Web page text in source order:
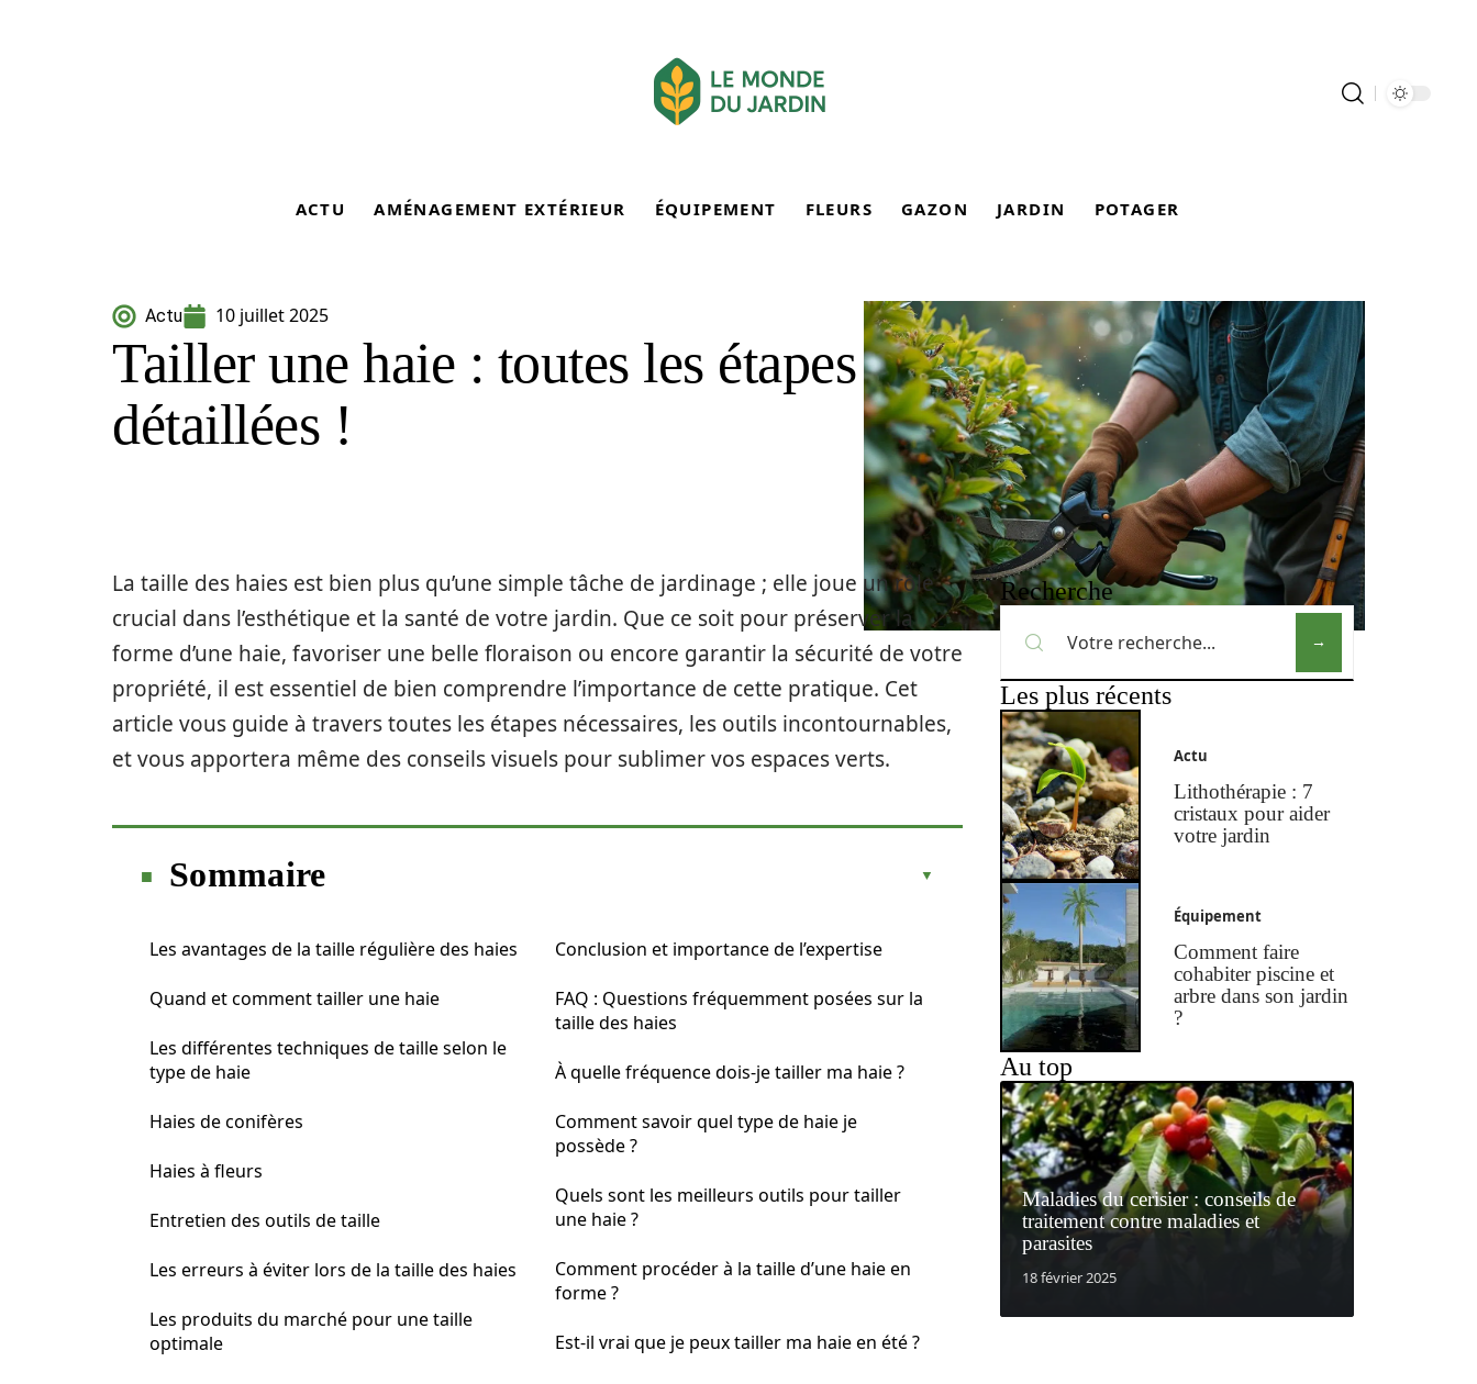
ACTU AMÉNAGEMENT EXTÉRIEUR ÉQUIPEMENT FLEURS GAZON JARDIN POTAGER
Actu 10 juillet 2025
Tailler une haie : toutes les étapes
détaillées !
La taille des haies est bien plus qu’une simple tâche de jardinage ; elle joue un rôle
crucial dans l’esthétique et la santé de votre jardin. Que ce soit pour préserver la
forme d’une haie, favoriser une belle floraison ou encore garantir la sécurité de votre
propriété, il est essentiel de bien comprendre l’importance de cette pratique. Cet
article vous guide à travers toutes les étapes nécessaires, les outils incontournables,
et vous apportera même des conseils visuels pour sublimer vos espaces verts.
Sommaire
Les avantages de la taille régulière des haies
Quand et comment tailler une haie
Les différentes techniques de taille selon le
type de haie
Haies de conifères
Haies à fleurs
Entretien des outils de taille
Les erreurs à éviter lors de la taille des haies
Les produits du marché pour une taille
optimale
Conclusion et importance de l’expertise
FAQ : Questions fréquemment posées sur la
taille des haies
À quelle fréquence dois-je tailler ma haie ?
Comment savoir quel type de haie je
possède ?
Quels sont les meilleurs outils pour tailler
une haie ?
Comment procéder à la taille d’une haie en
forme ?
Est-il vrai que je peux tailler ma haie en été ?
Recherche
Les plus récents
Actu
Lithothérapie : 7
cristaux pour aider
votre jardin
Équipement
Comment faire
cohabiter piscine et
arbre dans son jardin
?
Au top
Maladies du cerisier : conseils de
traitement contre maladies et
parasites
18 février 2025